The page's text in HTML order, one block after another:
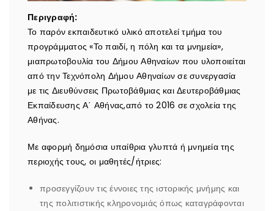
Περιγραφή:
Το παρόν εκπαιδευτικό υλικό αποτελεί τμήμα του
προγράμματος «Το παιδί, η πόλη και τα μνημεία»,
μιαπρωτοβουλία του Δήμου Αθηναίων που υλοποιείται
από την Τεχνόπολη Δήμου Αθηναίων σε συνεργασία
με τις Διευθύνσεις Πρωτοβάθμιας και Δευτεροβάθμιας
Εκπαίδευσης Α΄ Αθήνας,από το 2016 σε σχολεία της
Αθήνας.
Με αφορμή δημόσια υπαίθρια γλυπτά ή μνημεία της
περιοχής τους, οι μαθητές/ήτριες:
προσεγγίζουν τις έννοιες της ιστορικής μνήμης και
της πολιτιστικής κληρονομιάς όπως καταγράφονται